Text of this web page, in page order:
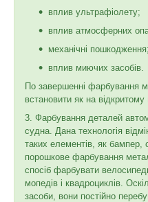
вплив ультрафіолету;
вплив атмосферних
механічні пошкодження;
вплив миючих засобів.
По завершенні фарбування
встановити як на відкритому
3. Фарбування деталей
судна. Дана технологія
таких елементів, як бампер,
порошкове фарбування
спосіб фарбувати
мопедів і квадроциклів.
засоби, вони постійно